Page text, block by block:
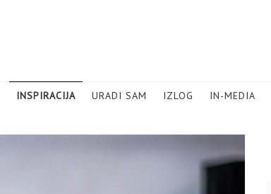
INSPIRACIJA URADI SAM IZLOG IN-MEDIA